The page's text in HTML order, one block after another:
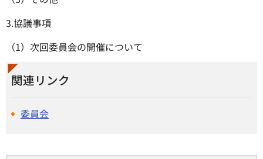
3.協議事項
（1）次回委員会の開催について
関連リンク
委員会